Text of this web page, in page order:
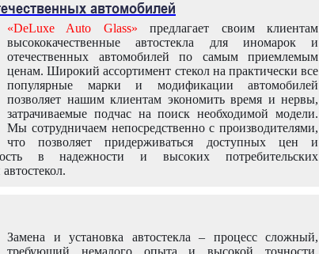
автомобилей
«DeLuxe Auto Glass» предлагает своим клиентам
высококачественные автостекла для иномарок и
отечественных автомобилей по самым приемлемым
ценам. Широкий ассортимент стекол на практически все
популярные марки и модификации автомобилей
позволяет нашим клиентам экономить время и нервы,
затрачиваемые подчас на поиск необходимой модели.
Мы сотрудничаем непосредственно с производителями,
что позволяет придерживаться доступных цен и
в надежности и высоких потребительских
Замена и установка автостекла – процесс сложный,
требующий немалого опыта и высокой точности.